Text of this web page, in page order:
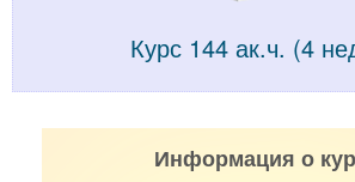
Курс 144 ак.ч. (4
Информация о